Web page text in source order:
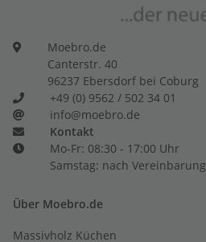
Moebro.de
Canterstr. 40
96237 Ebersdorf bei Coburg
+49 (0) 9562 / 502 34 01
info@moebro.de
Kontakt
Mo-Fr: 08:30 - 17:00 Uhr
Samstag: nach Vereinbarung
Über Moebro.de
Massivholz Küchen